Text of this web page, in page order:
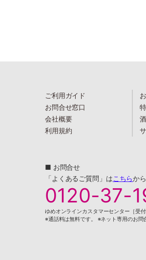
ご利用ガイド
お問合せ窓口
会社概要
利用規約
■ お問合せ
「よくあるご質問」はこちらから
0120-37-
ゆめオンラインカスタマーセンター［受
※通話料は無料です。 ※ネット専用のお問